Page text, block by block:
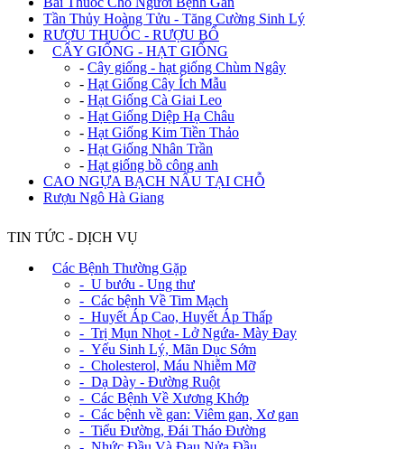
Tần Thủy Hoàng Tửu - Tăng Cường Sinh Lý
RƯỢU THUỐC - RƯỢU BỔ
CÂY GIỐNG - HẠT GIỐNG
- Cây giống - hạt giống Chùm Ngây
- Hạt Giống Cây Ích Mẫu
- Hạt Giống Cà Giai Leo
- Hạt Giống Diệp Hạ Châu
- Hạt Giống Kim Tiền Thảo
- Hạt Giống Nhân Trần
- Hạt giống bồ công anh
CAO NGỰA BẠCH NẤU TẠI CHỖ
Rượu Ngô Hà Giang
TIN TỨC - DỊCH VỤ
Các Bệnh Thường Gặp
- U bướu - Ung thư
- Các bệnh Về Tim Mạch
- Huyết Áp Cao, Huyết Áp Thấp
- Trị Mụn Nhọt - Lở Ngứa- Mày Đay
- Yếu Sinh Lý, Mãn Dục Sớm
- Cholesterol, Máu Nhiễm Mỡ
- Dạ Dày - Đường Ruột
- Các Bệnh Về Xương Khớp
- Các bệnh về gan: Viêm gan, Xơ gan
- Tiểu Đường, Đái Tháo Đường